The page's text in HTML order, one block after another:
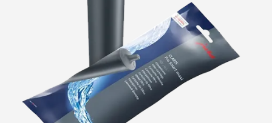
Nespresso Pads
Bohnenkaffee
Instantgenuss
Tee
Aufheller, Zucker & Co
Nespresso Pads